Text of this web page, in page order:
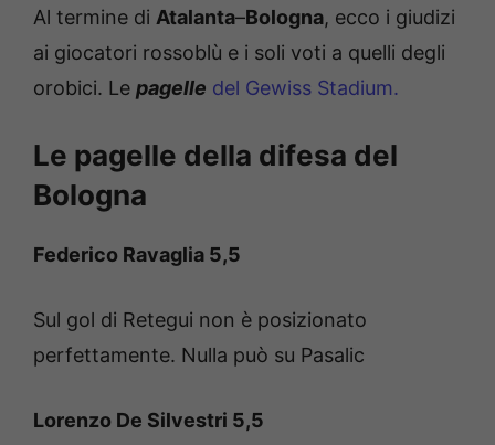
Al termine di Atalanta–Bologna, ecco i giudizi
ai giocatori rossoblù e i soli voti a quelli degli
orobici. Le pagelle del Gewiss Stadium.
Le pagelle della difesa del
Bologna
Federico Ravaglia 5,5
Sul gol di Retegui non è posizionato
perfettamente. Nulla può su Pasalic
Lorenzo De Silvestri 5,5